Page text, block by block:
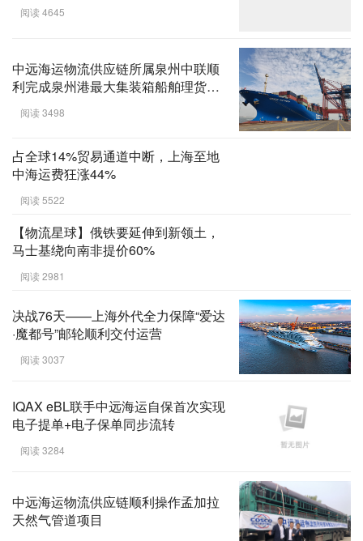
来沪超级游艇“海洋之星”号
阅读 4645
中远海运物流供应链所属泉州中联顺
利完成泉州港最大集装箱船舶理货任
务
占全球14%贸易通道中断，上海至地
中海运费狂涨44%
阅读 5522
【物流星球】俄铁要延伸到新领土，
马士基绕向南非提价60%
阅读 2981
决战76天——上海外代全力保障“爱达
·魔都号”邮轮顺利交付运营
电子提单+电子保单同步流转